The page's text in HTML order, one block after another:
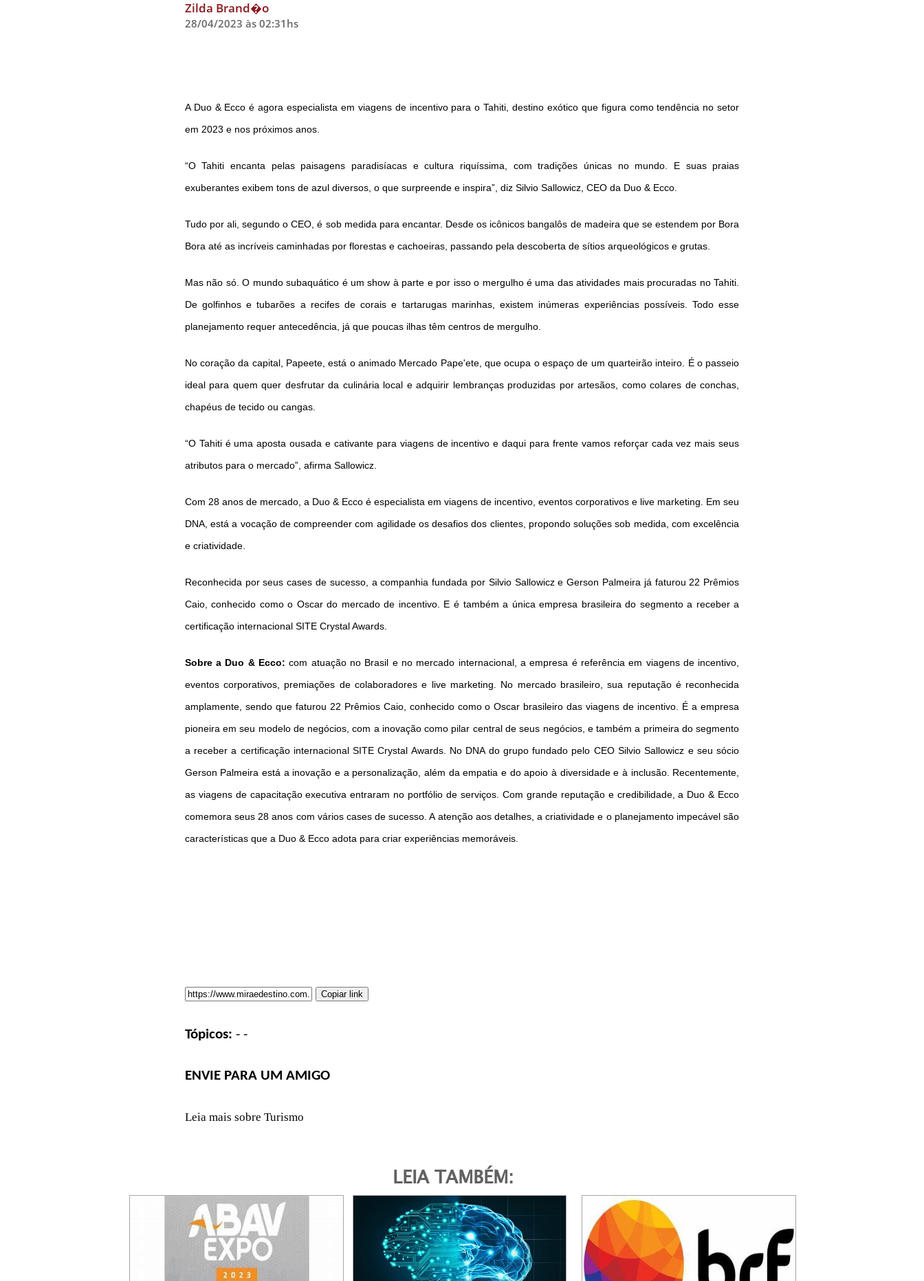
Zilda Brand�o
28/04/2023 às 02:31hs
A Duo & Ecco é agora especialista em viagens de incentivo para o Tahiti, destino exótico que figura como tendência no setor
em 2023 e nos próximos anos.
“O Tahiti encanta pelas paisagens paradisíacas e cultura riquíssima, com tradições únicas no mundo. E suas praias
exuberantes exibem tons de azul diversos, o que surpreende e inspira”, diz Silvio Sallowicz, CEO da Duo & Ecco.
Tudo por ali, segundo o CEO, é sob medida para encantar. Desde os icônicos bangalôs de madeira que se estendem por Bora
Bora até as incríveis caminhadas por florestas e cachoeiras, passando pela descoberta de sítios arqueológicos e grutas.
Mas não só. O mundo subaquático é um show à parte e por isso o mergulho é uma das atividades mais procuradas no Tahiti.
De golfinhos e tubarões a recifes de corais e tartarugas marinhas, existem inúmeras experiências possíveis. Todo esse
planejamento requer antecedência, já que poucas ilhas têm centros de mergulho.
No coração da capital, Papeete, está o animado Mercado Pape'ete, que ocupa o espaço de um quarteirão inteiro. É o passeio
ideal para quem quer desfrutar da culinária local e adquirir lembranças produzidas por artesãos, como colares de conchas,
chapéus de tecido ou cangas.
“O Tahiti é uma aposta ousada e cativante para viagens de incentivo e daqui para frente vamos reforçar cada vez mais seus
atributos para o mercado”, afirma Sallowicz.
Com 28 anos de mercado, a Duo & Ecco é especialista em viagens de incentivo, eventos corporativos e live marketing. Em seu
DNA, está a vocação de compreender com agilidade os desafios dos clientes, propondo soluções sob medida, com excelência
e criatividade.
Reconhecida por seus cases de sucesso, a companhia fundada por Silvio Sallowicz e Gerson Palmeira já faturou 22 Prêmios
Caio, conhecido como o Oscar do mercado de incentivo. E é também a única empresa brasileira do segmento a receber a
certificação internacional SITE Crystal Awards.
Sobre a Duo & Ecco: com atuação no Brasil e no mercado internacional, a empresa é referência em viagens de incentivo,
eventos corporativos, premiações de colaboradores e live marketing. No mercado brasileiro, sua reputação é reconhecida
amplamente, sendo que faturou 22 Prêmios Caio, conhecido como o Oscar brasileiro das viagens de incentivo. É a empresa
pioneira em seu modelo de negócios, com a inovação como pilar central de seus negócios, e também a primeira do segmento
a receber a certificação internacional SITE Crystal Awards. No DNA do grupo fundado pelo CEO Silvio Sallowicz e seu sócio
Gerson Palmeira está a inovação e a personalização, além da empatia e do apoio à diversidade e à inclusão. Recentemente,
as viagens de capacitação executiva entraram no portfólio de serviços. Com grande reputação e credibilidade, a Duo & Ecco
comemora seus 28 anos com vários cases de sucesso. A atenção aos detalhes, a criatividade e o planejamento impecável são
características que a Duo & Ecco adota para criar experiências memoráveis.
Copiar link
Tópicos: - -
ENVIE PARA UM AMIGO
Leia mais sobre Turismo
LEIA TAMBÉM: